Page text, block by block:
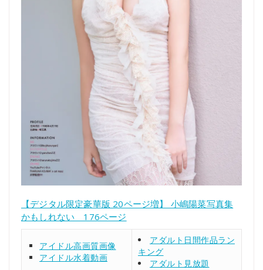
【デジタル限定豪華版 20ページ増】 小嶋陽菜写真集
かもしれない 176ページ
アイドル高画質画像
アイドル水着動画
アダルト日間作品ラン
キング
アダルト見放題